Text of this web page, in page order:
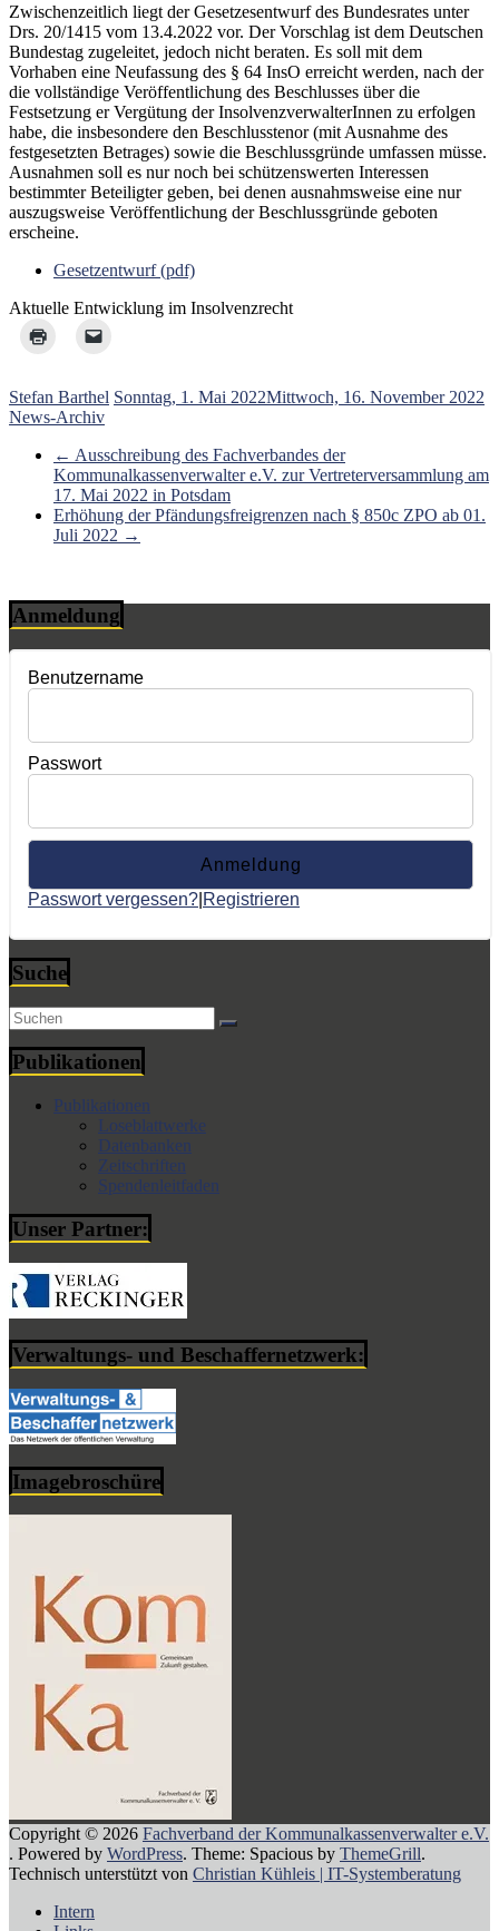
Zwischenzeitlich liegt der Gesetzesentwurf des Bundesrates unter
Drs. 20/1415 vom 13.4.2022 vor. Der Vorschlag ist dem Deutschen
Bundestag zugeleitet, jedoch nicht beraten. Es soll mit dem
Vorhaben eine Neufassung des § 64 InsO erreicht werden, nach der
die vollständige Veröffentlichung des Beschlusses über die
Festsetzung er Vergütung der InsolvenzverwalterInnen zu erfolgen
habe, die insbesondere den Beschlusstenor (mit Ausnahme des
festgesetzten Betrages) sowie die Beschlussgründe umfassen müsse.
Ausnahmen soll es nur noch bei schützenswerten Interessen
bestimmter Beteiligter geben, bei denen ausnahmsweise eine nur
auszugsweise Veröffentlichung der Beschlussgründe geboten
erscheine.
Gesetzentwurf (pdf)
Aktuelle Entwicklung im Insolvenzrecht
Stefan Barthel Sonntag, 1. Mai 2022Mittwoch, 16. November 2022
News-Archiv
← Ausschreibung des Fachverbandes der
Kommunalkassenverwalter e.V. zur Vertreterversammlung am
17. Mai 2022 in Potsdam
Erhöhung der Pfändungsfreigrenzen nach § 850c ZPO ab 01.
Juli 2022 →
Anmeldung
Benutzername
Passwort
Passwort vergessen? Registrieren
Suche
Publikationen
Publikationen
Loseblattwerke
Datenbanken
Zeitschriften
Spendenleitfaden
Unser Partner:
Verwaltungs- und Beschaffernetzwerk:
Imagebroschüre
Copyright © 2026 Fachverband der Kommunalkassenverwalter e.V.
. Powered by WordPress. Theme: Spacious by ThemeGrill.
Technisch unterstützt von Christian Kühleis | IT-Systemberatung
Intern